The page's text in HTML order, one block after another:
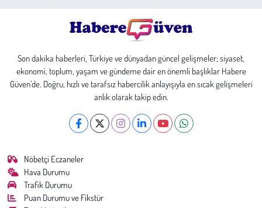
Son dakika haberleri, Türkiye ve dünyadan güncel gelişmeler; siyaset,
ekonomi, toplum, yaşam ve gündeme dair en önemli başlıklar Habere
Güven’de. Doğru, hızlı ve tarafsız habercilik anlayışıyla en sıcak gelişmeleri
anlık olarak takip edin.
Nöbetçi Eczaneler
Hava Durumu
Trafik Durumu
Puan Durumu ve Fikstür